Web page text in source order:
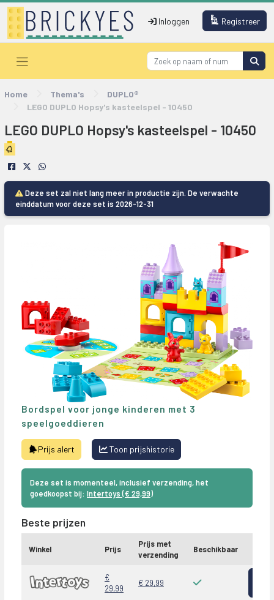
Inloggen Registreer
Home Thema's
DUPLO®
LEGO DUPLO Hopsy's kasteelspel - 10450
LEGO DUPLO Hopsy's kasteelspel - 10450
Deze set zal niet lang meer in productie zijn. De verwachte
einddatum voor deze set is 2026-12-31
Bordspel voor jonge kinderen met 3
speelgoeddieren
Prijs alert Toon prijshistorie
Deze set is momenteel, inclusief verzending, het
goedkoopst bij: Intertoys (€ 29,99)
Beste prijzen
Winkel Prijs
Prijs met
verzending
Beschikbaar
€
29,99
€ 29,99